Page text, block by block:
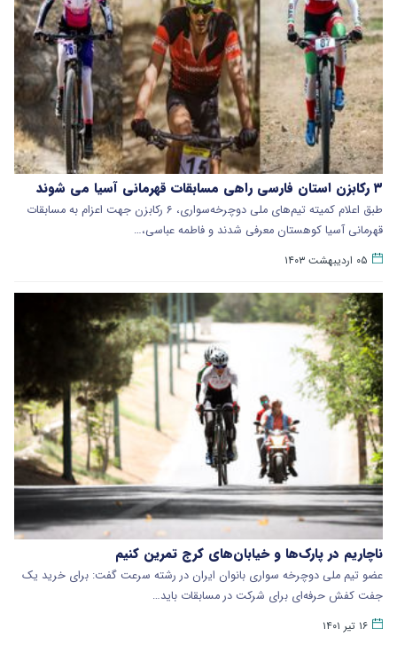
۳ رکابزن استان فارسی راهی مسابقات قهرمانی آسیا می شوند
طبق اعلام کمیته تیم‌های ملی دوچرخه‌سواری، ۶ رکابزن جهت اعزام به مسابقات
قهرمانی آسیا کوهستان معرفی شدند و فاطمه عباسی،…
۰۵ اردیبهشت ۱۴۰۳
ناچاریم در پارک‌ها و خیابان‌های کرج تمرین کنیم
عضو تیم ملی دوچرخه سواری بانوان ایران در رشته سرعت گفت: برای خرید یک
جفت کفش حرفه‌ای برای شرکت در مسابقات باید…
۱۶ تیر ۱۴۰۱